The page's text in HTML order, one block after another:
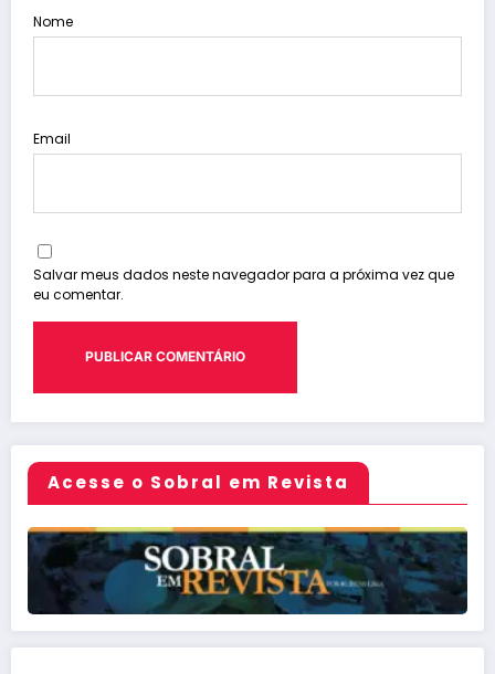
Nome
Email
Salvar meus dados neste navegador para a próxima vez que
eu comentar.
Acesse o Sobral em Revista